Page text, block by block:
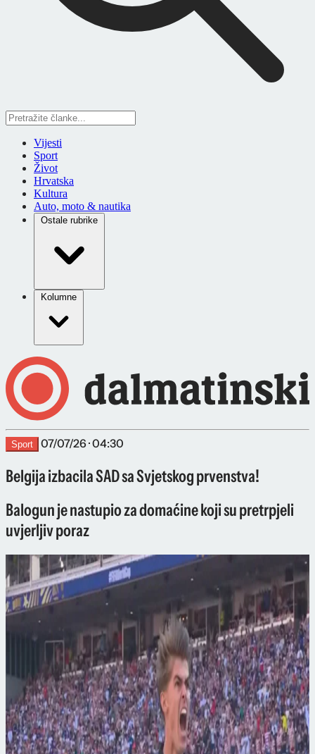
Vijesti
Sport
Život
Hrvatska
Kultura
Auto, moto & nautika
Ostale rubrike
Kolumne
Sport 07/07/26 · 04:30
Belgija izbacila SAD sa Svjetskog prvenstva!
Balogun je nastupio za domaćine koji su pretrpjeli
uvjerljiv poraz